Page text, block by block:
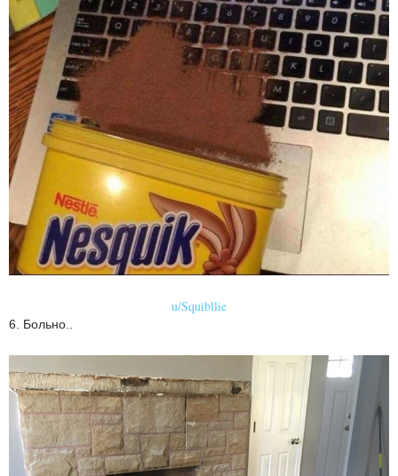
u/Squibllie
6. Больно..